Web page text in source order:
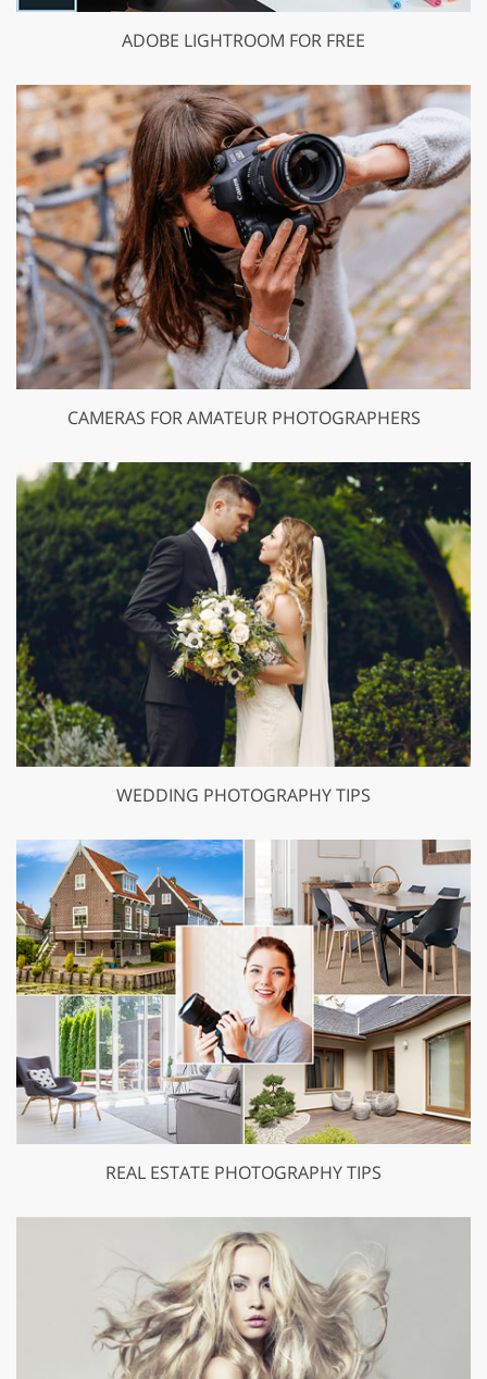
ADOBE LIGHTROOM FOR FREE
CAMERAS FOR AMATEUR PHOTOGRAPHERS
WEDDING PHOTOGRAPHY TIPS
REAL ESTATE PHOTOGRAPHY TIPS